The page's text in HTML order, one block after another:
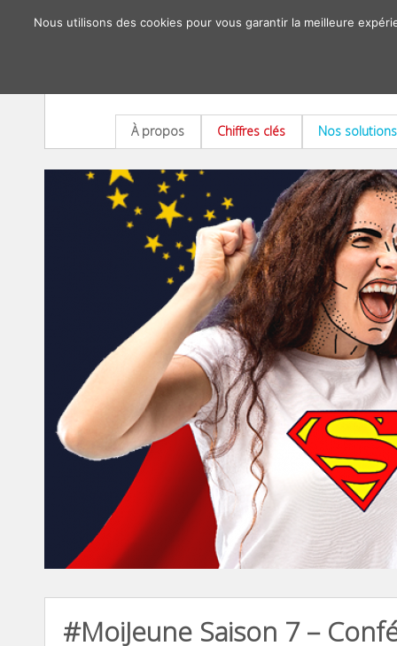
À propos Chiffres clés Nos solutions
#MoiJeune Saison 7 –
Nous utilisons des cookies pour vous garantir la meilleure